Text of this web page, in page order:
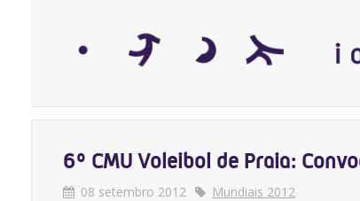
6º CMU Voleibol de Praia:
08 setembro 2012 Mundiais 2012